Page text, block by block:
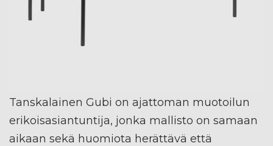
Tanskalainen Gubi on ajattoman muotoilun
erikoisasiantuntija, jonka mallisto on samaan
aikaan sekä huomiota herättävä että